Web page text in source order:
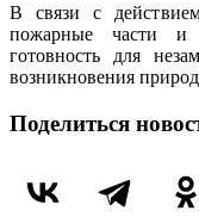
В связи с
пожарные части
готовность для
возникновения
Поделиться